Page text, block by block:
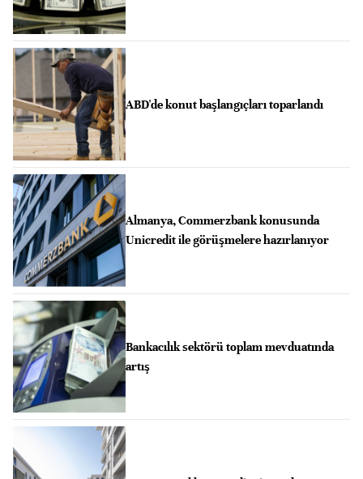
ABD'de konut başlangıçları toparlandı
Almanya, Commerzbank konusunda
Unicredit ile görüşmelere hazırlanıyor
Bankacılık sektörü toplam mevduatında
artış